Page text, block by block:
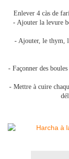
Enlever 4 càs de
- Ajouter la levure
- Ajouter, le thym,
- Façonner des
- Mettre à cuire